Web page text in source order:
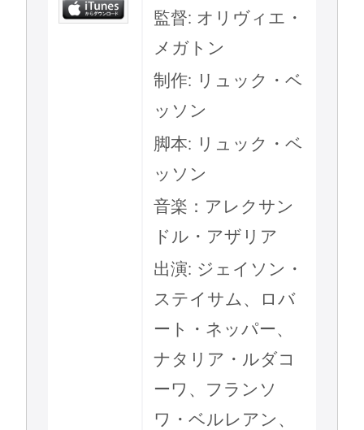
監督: オリヴィエ・
メガトン
制作: リュック・ベ
ッソン
脚本: リュック・ベ
ッソン
音楽：アレクサン
ドル・アザリア
出演: ジェイソン・
ステイサム、ロバ
ート・ネッパー、
ナタリア・ルダコ
ーワ、フランソ
ワ・ベルレアン、